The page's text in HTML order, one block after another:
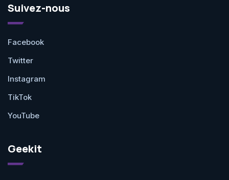
Suivez-nous
Facebook
Twitter
Instagram
TikTok
YouTube
Geekit